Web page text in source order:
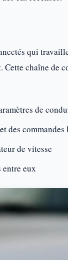
qui
chaîne
de
des commandes
de vitesse
entre eux